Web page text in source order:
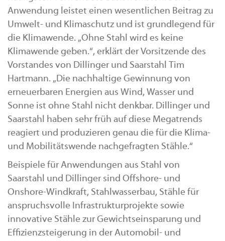
Anwendung leistet einen wesentlichen Beitrag zu
Umwelt- und Klimaschutz und ist grundlegend für
die Klimawende. „Ohne Stahl wird es keine
Klimawende geben.“, erklärt der Vorsitzende des
Vorstandes von Dillinger und Saarstahl Tim
Hartmann. „Die nachhaltige Gewinnung von
erneuerbaren Energien aus Wind, Wasser und
Sonne ist ohne Stahl nicht denkbar. Dillinger und
Saarstahl haben sehr früh auf diese Megatrends
reagiert und produzieren genau die für die Klima-
und Mobilitätswende nachgefragten Stähle.“
Beispiele für Anwendungen aus Stahl von
Saarstahl und Dillinger sind Offshore- und
Onshore-Windkraft, Stahlwasserbau, Stähle für
anspruchsvolle Infrastrukturprojekte sowie
innovative Stähle zur Gewichtseinsparung und
Effizienzsteigerung in der Automobil- und